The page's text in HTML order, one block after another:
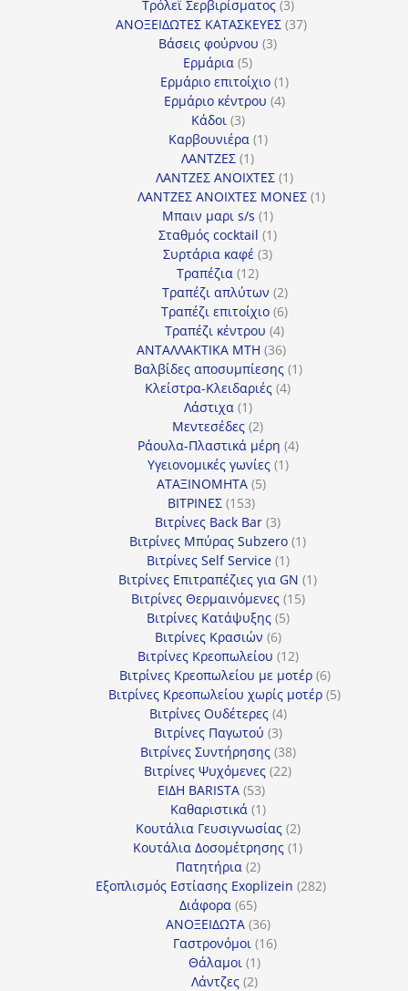
προϊόντα
Τρόλεϊ Σερβιρίσματος 33
προϊόντα
ΑΝΟΞΕΙΔΩΤΕΣ ΚΑΤΑΣΚΕΥΕΣ 3737
Βάσεις φούρνου 33
Ερμάρια 55
προϊόντα
Ερμάριο επιτοίχιο 11
προϊόν
Ερμάριο κέντρου 44
Κάδοι 33
προϊόντα
Καρβουνιέρα 11
ΛΑΝΤΖΕΣ 11
προϊόν
ΛΑΝΤΖΕΣ ΑΝΟΙΧΤΕΣ 11
προϊόν
ΛΑΝΤΖΕΣ ΑΝΟΙΧΤΕΣ ΜΟΝΕΣ 11
Μπαιν μαρι s/s 11
προϊόν
Σταθμός cocktail 11
Συρτάρια καφέ 33
Τραπέζια 1212
προϊόντα
Τραπέζι απλύτων 22
προϊόντα
Τραπέζι επιτοίχιο 66
προϊόντα
Τραπέζι κέντρου 44
προϊόντα
ΑΝΤΑΛΛΑΚΤΙΚΑ MTH 3636
προϊόντα
Βαλβίδες αποσυμπίεσης 11
Κλείστρα-Κλειδαριές 44
Λάστιχα 11
προϊόν
Μεντεσέδες 22
προϊόντα
Ράουλα-Πλαστικά μέρη 44
Υγειονομικές γωνίες 11
ΑΤΑΞΙΝΟΜΗΤΑ 55
ΒΙΤΡΙΝΕΣ 153153
προϊόντα
Βιτρίνες Back Bar 33
προϊόντα
Βιτρίνες Mπύρας Subzero 11
Βιτρίνες Self Service 11
προϊόν
Βιτρίνες Επιτραπέζιες για GN 11
Βιτρίνες Θερμαινόμενες 1515
Βιτρίνες Κατάψυξης 55
Βιτρίνες Κρασιών 66
προϊόντα
Βιτρίνες Κρεοπωλείου 1212
προϊόντα
Βιτρίνες Κρεοπωλείου με μοτέρ 66
προϊόντα
Βιτρίνες Κρεοπωλείου χωρίς μοτέρ 55
Βιτρίνες Ουδέτερες 44
προϊόντα
Βιτρίνες Παγωτού 33
προϊόντα
Βιτρίνες Συντήρησης 3838
προϊόντα
Βιτρίνες Ψυχόμενες 2222
ΕΙΔΗ BARISTA 5353
προϊόντα
Καθαριστικά 11
προϊόν
Κουτάλια Γευσιγνωσίας 22
προϊόντα
Κουτάλια Δοσομέτρησης 11
Πατητήρια 22
προϊόντα
Εξοπλισμός Εστίασης Exoplizein 282282
Διάφορα 6565
προϊόντα
ΑΝΟΞΕΙΔΩΤΑ 3636
προϊόντα
Γαστρονόμοι 1616
Θάλαμοι 11
προϊόν
Λάντζες 22